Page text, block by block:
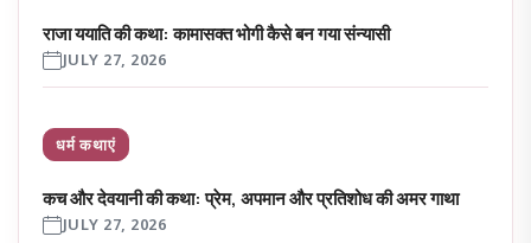
राजा ययाति की कथा: कामासक्त भोगी कैसे बन गया संन्यासी
JULY 27, 2026
धर्म कथाएं
कच और देवयानी की कथा: प्रेम, अपमान और प्रतिशोध की अमर गाथा
JULY 27, 2026